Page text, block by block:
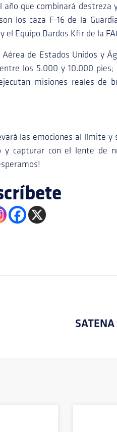
que combinará
los caza F-16 de la
el Equipo Dardos Kfir de la
de Estados Unidos y
los 5.000 y 10.000 pies;
misiones reales de
las emociones al límite
capturar con el lente de